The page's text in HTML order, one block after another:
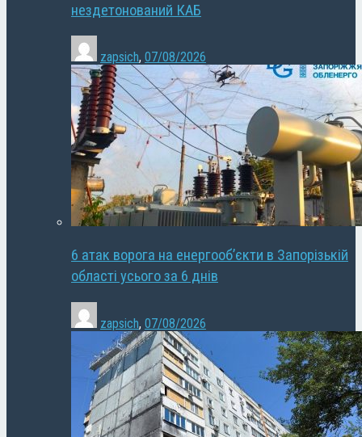
нездетонований КАБ
zapsich, 07/08/2026
6 атак ворога на енергооб’єкти в Запорізькій
області усього за 6 днів
zapsich, 07/08/2026